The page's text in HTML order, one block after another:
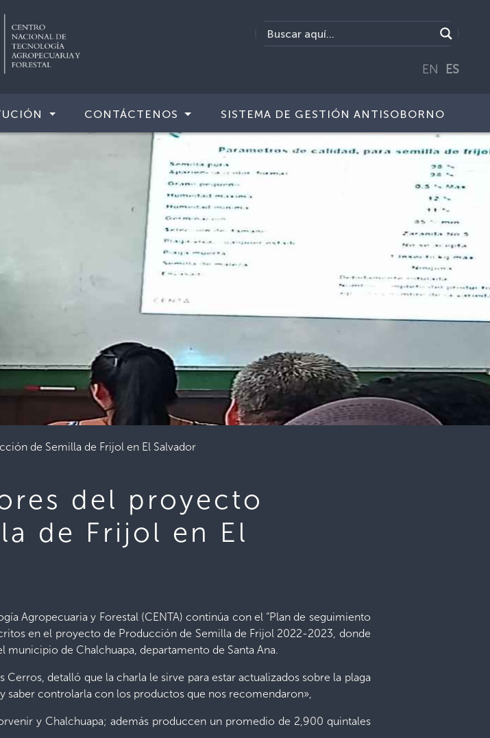
EN ES
CONTÁCTENOS SISTEMA DE GESTIÓN ANTISOBORNO
de Semilla de Frijol en El Salvador
del proyecto
de Frijol en El
Agropecuaria y Forestal (CENTA) continúa con el “Plan de seguimiento
en el proyecto de Producción de Semilla de Frijol 2022-2023, donde
de Chalchuapa, departamento de Santa Ana.
detalló que la charla le sirve para estar actualizados sobre la plaga
saber controlarla con los productos que nos recomendaron»,
y Chalchuapa; además produccen un promedio de 2,900 quintales